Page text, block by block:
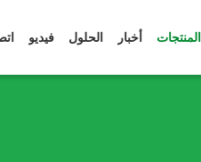
المنتجات أخبار الحلول فيديو